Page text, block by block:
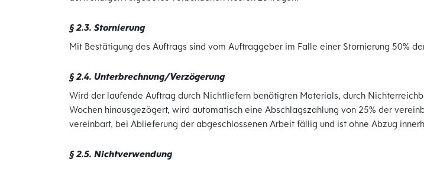
§ 2.3. Stornierung
Mit Bestätigung des Auftrags sind vom Auftraggeber im Falle einer Stornierung 50%
§ 2.4. Unterbrechnung/Verzögerung
Wird der laufende Auftrag durch Nichtliefern benötigten Materials, durch
Wochen hinausgezögert, wird automatisch eine Abschlagszahlung von 25% der
vereinbart, bei Ablieferung der abgeschlossenen Arbeit fällig und ist ohne Abzug
§ 2.5. Nichtverwendung